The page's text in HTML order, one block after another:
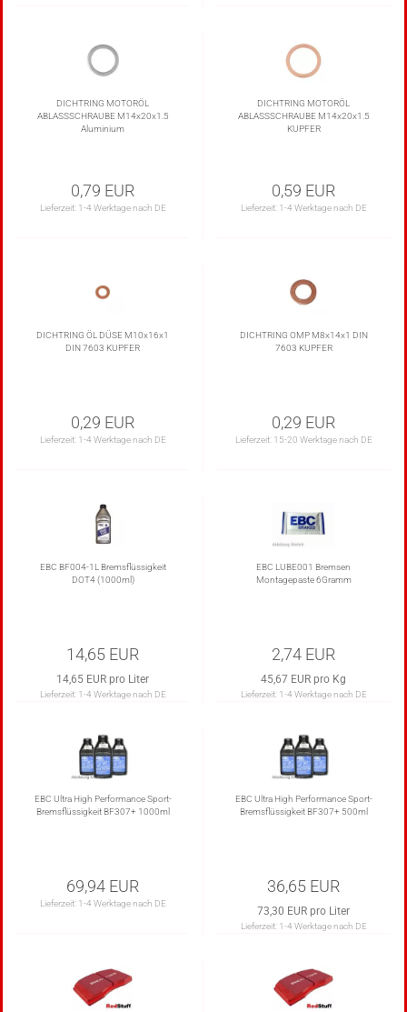
DICHTRING MOTORÖL
ABLASSSCHRAUBE M14x20x1.5
Aluminium
0,79 EUR
Lieferzeit: 1-4 Werktage nach DE
DICHTRING MOTORÖL
ABLASSSCHRAUBE M14x20x1.5
KUPFER
0,59 EUR
Lieferzeit: 1-4 Werktage nach DE
DICHTRING ÖL DÜSE M10x16x1
DIN 7603 KUPFER
0,29 EUR
Lieferzeit: 1-4 Werktage nach DE
DICHTRING OMP M8x14x1 DIN
7603 KUPFER
0,29 EUR
Lieferzeit: 15-20 Werktage nach DE
EBC BF004-1L Bremsflüssigkeit
DOT4 (1000ml)
14,65 EUR
14,65 EUR pro Liter
Lieferzeit: 1-4 Werktage nach DE
EBC LUBE001 Bremsen
Montagepaste 6Gramm
2,74 EUR
45,67 EUR pro Kg
Lieferzeit: 1-4 Werktage nach DE
EBC Ultra High Performance Sport-
Bremsflüssigkeit BF307+ 1000ml
69,94 EUR
Lieferzeit: 1-4 Werktage nach DE
EBC Ultra High Performance Sport-
Bremsflüssigkeit BF307+ 500ml
36,65 EUR
73,30 EUR pro Liter
Lieferzeit: 1-4 Werktage nach DE